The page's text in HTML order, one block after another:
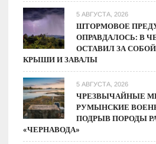
5 АВГУСТА, 2026
ШТОРМОВОЕ
ОПРАВДАЛОСЬ: В
ОСТАВИЛ ЗА
КРЫШИ И ЗАВАЛЫ
5 АВГУСТА, 2026
ЧРЕЗВЫЧАЙНЫЕ
РУМЫНСКИЕ
ПОДРЫВ ПОРОДЫ
«ЧЕРНАВОДА»